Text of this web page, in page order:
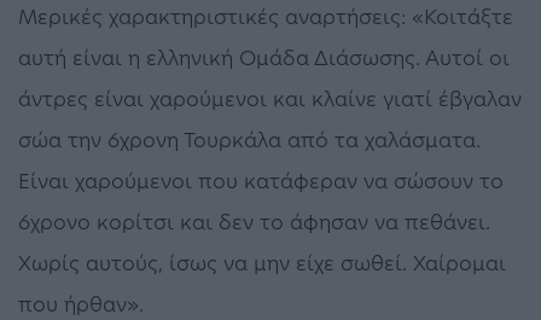
Μερικές χαρακτηριστικές αναρτήσεις: «Κοιτάξτε
αυτή είναι η ελληνική Ομάδα Διάσωσης. Αυτοί οι
άντρες είναι χαρούμενοι και κλαίνε γιατί έβγαλαν
σώα την 6χρονη Τουρκάλα από τα χαλάσματα.
Είναι χαρούμενοι που κατάφεραν να σώσουν το
6χρονο κορίτσι και δεν το άφησαν να πεθάνει.
Χωρίς αυτούς, ίσως να μην είχε σωθεί. Χαίρομαι
που ήρθαν».